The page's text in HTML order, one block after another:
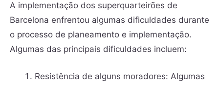
A implementação dos superquarteirões de
Barcelona enfrentou algumas dificuldades durante
o processo de planeamento e implementação.
Algumas das principais dificuldades incluem:
Resistência de alguns moradores: Algumas